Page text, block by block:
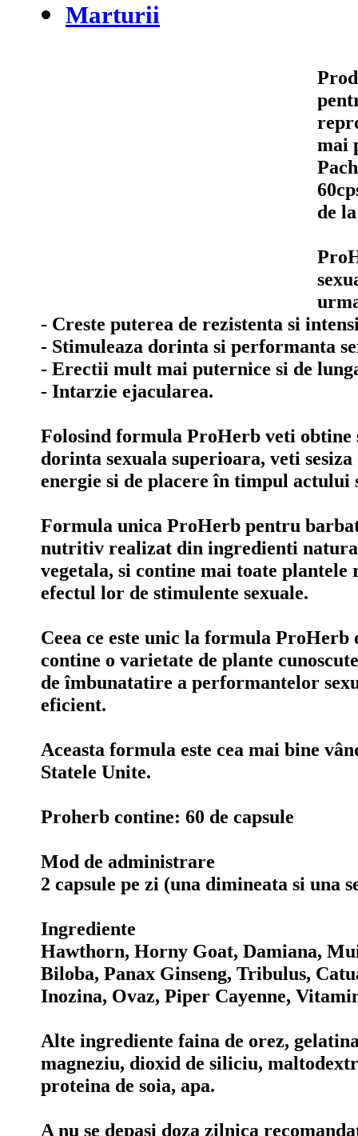
Marturii
mai
de
- Creste puterea de rezistenta si
- Stimuleaza dorinta si performanta
- Erectii mult mai puternice si de
- Intarzie ejacularea.
Folosind formula ProHerb veti obtine
dorinta sexuala superioara, veti sesiza
energie si de placere în timpul actului
Formula unica ProHerb pentru
nutritiv realizat din ingredienti
vegetala, si contine mai toate plantele
efectul lor de stimulente sexuale.
Ceea ce este unic la formula ProHerb
contine o varietate de plante
de îmbunatatire a performantelor
eficient.
Aceasta formula este cea mai bine
Statele Unite.
Proherb contine: 60 de capsule
Mod de administrare
2 capsule pe zi (una dimineata si una
Ingrediente
Hawthorn, Horny Goat, Damiana,
Biloba, Panax Ginseng, Tribulus,
Inozina, Ovaz, Piper Cayenne,
Alte ingrediente faina de orez,
magneziu, dioxid de siliciu,
proteina de soia, apa.
A nu se depasi doza zilnica